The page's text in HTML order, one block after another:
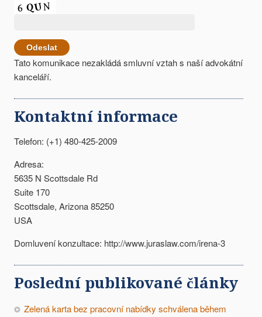
Tato komunikace nezakládá smluvní vztah s naší advokátní
kanceláří.
Kontaktní informace
Telefon: (+1) 480-425-2009
Adresa:
5635 N Scottsdale Rd
Suite 170
Scottsdale, Arizona 85250
USA
Domluvení konzultace: http://www.juraslaw.com/irena-3
Poslední publikované články
Zelená karta bez pracovní nabídky schválena během